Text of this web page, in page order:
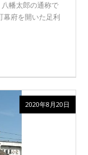
幡太郎の通称で
幕府を開いた足利
2020年8月20日